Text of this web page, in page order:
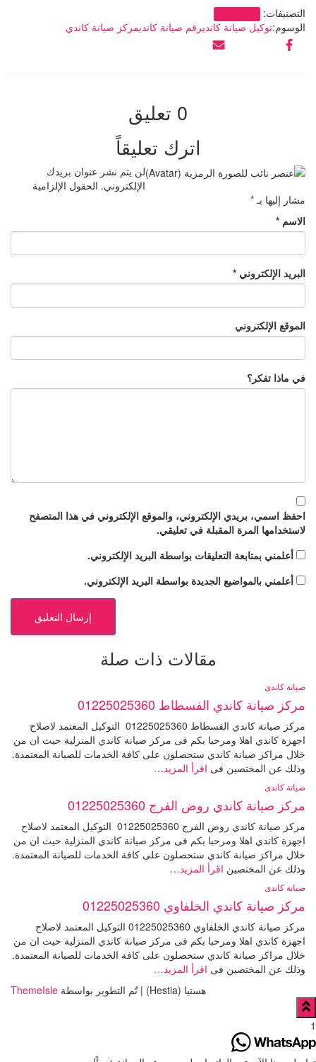
التصنيفات:
الوسوم:توكيل صيانة كانديرقم صيانة كانديمركز صيانة كاندي
0 تعليق
اترك تعليقاً
لن يتم نشر عنوان بريدك
الإلكتروني. الحقول الإلزامية
مشار إليها بـ*
الاسم *
البريد الإلكتروني *
الموقع الإلكتروني
في ماذا تفكر؟
احفظ اسمي، بريدي الإلكتروني، والموقع الإلكتروني في هذا المتصفح
لاستخدامها المرة المقبلة في تعليقي.
أعلمني بمتابعة التعليقات بواسطة البريد الإلكتروني.
أعلمني بالمواضيع الجديدة بواسطة البريد الإلكتروني.
مقالات ذات صلة
صيانة كاندى
مركز صيانة كاندي الفسطاط 01225025360
مركز صيانة كاندي الفسطاط 01225025360 التوكيل المعتمد لاصلاح
اجهزة كاندي اهلا ومرحبا بكم فى مركز صيانة كاندي المنزلية حيث ان من
خلال مراكز صيانة كاندي ستحصلون على كافة الخدمات للصيانة المعتمدة.
وذلك عن المختصين فى اقرأ المزيد…
صيانة كاندى
مركز صيانة كاندي روض الفرج 01225025360
مركز صيانة كاندي روض الفرج 01225025360 التوكيل المعتمد لاصلاح
اجهزة كاندي اهلا ومرحبا بكم فى مركز صيانة كاندي المنزلية حيث ان من
خلال مراكز صيانة كاندي ستحصلون على كافة الخدمات للصيانة المعتمدة.
وذلك عن المختصين اقرأ المزيد…
صيانة كاندى
مركز صيانة كاندي الخلفاوي 01225025360
مركز صيانة كاندي الخلفاوي 01225025360 التوكيل المعتمد لاصلاح
اجهزة كاندي اهلا ومرحبا بكم فى مركز صيانة كاندي المنزلية حيث ان من
خلال مراكز صيانة كاندي ستحصلون على كافة الخدمات للصيانة المعتمدة.
وذلك عن المختصين فى اقرأ المزيد…
هستيا (Hestia) | تّم التطوير بواسطة
ThemeIsle
1